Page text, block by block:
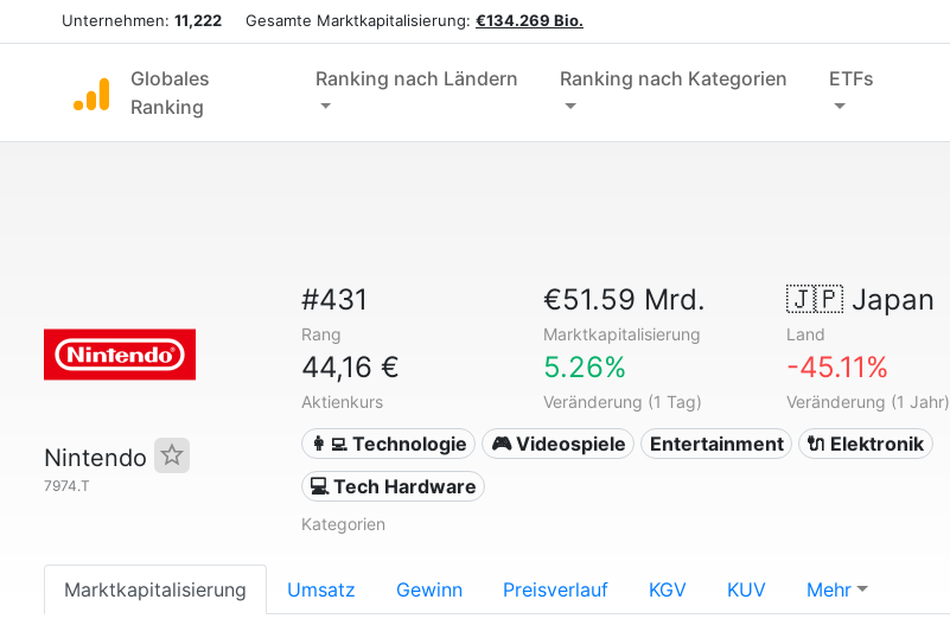
Unternehmen: 11,222 Gesamte Marktkapitalisierung: €134.269 Bio.
Globales
Ranking
Ranking nach Ländern Ranking nach Kategorien ETFs
Nintendo
7974.T
#431
Rang
€51.59 Mrd.
Marktkapitalisierung
🇯🇵Japan
Land
44,16 €
Aktienkurs
5.26%
Veränderung (1 Tag)
-45.11%
Veränderung (1 Jahr)
👩‍💻 Technologie 🎮 Videospiele Entertainment
🔌 Elektronik
💻 Tech Hardware
Kategorien
Marktkapitalisierung Umsatz Gewinn Preisverlauf KGV KUV Mehr